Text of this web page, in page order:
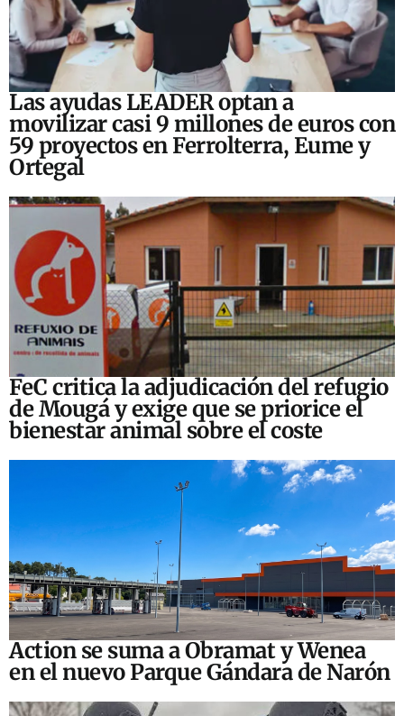
Las ayudas LEADER optan a
movilizar casi 9 millones de euros con
59 proyectos en Ferrolterra, Eume y
Ortegal
FeC critica la adjudicación del refugio
de Mougá y exige que se priorice el
bienestar animal sobre el coste
Action se suma a Obramat y Wenea
en el nuevo Parque Gándara de Narón